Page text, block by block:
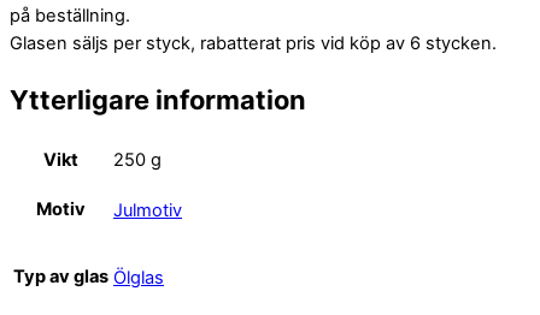
på beställning.
Glasen säljs per styck, rabatterat pris vid köp av 6 stycken.
Ytterligare information
Vikt 250 g
Motiv Julmotiv
Typ av glas Ölglas